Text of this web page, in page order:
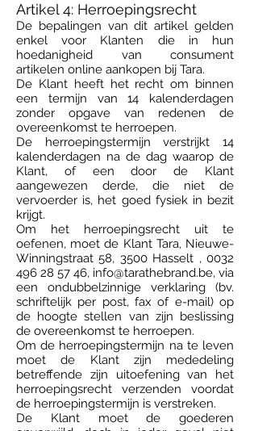
Artikel 4: Herroepingsrecht
De bepalingen van dit artikel gelden
enkel voor Klanten die in hun
hoedanigheid van consument
artikelen online aankopen bij Tara.
De Klant heeft het recht om binnen
een termijn van 14 kalenderdagen
zonder opgave van redenen de
overeenkomst te herroepen.
De herroepingstermijn verstrijkt 14
kalenderdagen na de dag waarop de
Klant, of een door de Klant
aangewezen derde, die niet de
vervoerder is, het goed fysiek in bezit
krijgt.
Om het herroepingsrecht uit te
oefenen, moet de Klant Tara, Nieuwe-
Winningstraat 58, 3500 Hasselt , 0032
496 28 57 46, info@tarathebrand.be, via
een ondubbelzinnige verklaring (bv.
schriftelijk per post, fax of e-mail) op
de hoogte stellen van zijn beslissing
de overeenkomst te herroepen.
Om de herroepingstermijn na te leven
moet de Klant zijn mededeling
betreffende zijn uitoefening van het
herroepingsrecht verzenden voordat
de herroepingstermijn is verstreken.
De Klant moet de goederen